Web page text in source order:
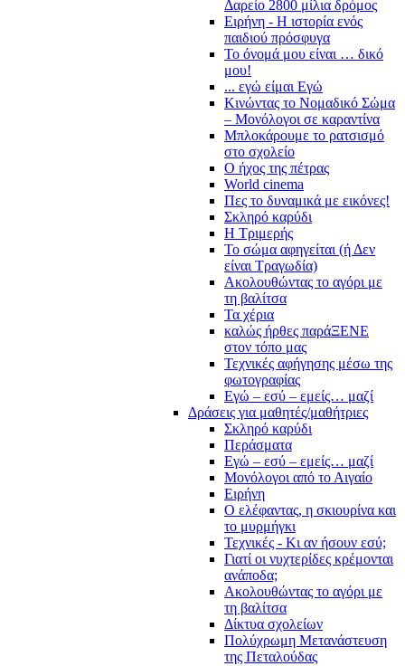
Δαρείο 2800 μίλια δρόμος
Ειρήνη - Η ιστορία ενός
παιδιού πρόσφυγα
Το όνομά μου είναι … δικό
μου!
... εγώ είμαι Εγώ
Κινώντας το Νομαδικό Σώμα
– Μονόλογοι σε καραντίνα
Μπλοκάρουμε το ρατσισμό
στο σχολείο
Ο ήχος της πέτρας
World cinema
Πες το δυναμικά με εικόνες!
Σκληρό καρύδι
Η Τριμερής
Το σώμα αφηγείται (ή Δεν
είναι Τραγωδία)
Ακολουθώντας το αγόρι με
τη βαλίτσα
Τα χέρια
καλώς ήρθες παράΞΕΝΕ
στον τόπο μας
Τεχνικές αφήγησης μέσω της
φωτογραφίας
Εγώ – εσύ – εμείς… μαζί
Δράσεις για μαθητές/μαθήτριες
Σκληρό καρύδι
Περάσματα
Εγώ – εσύ – εμείς… μαζί
Μονόλογοι από το Αιγαίο
Ειρήνη
Ο ελέφαντας, η σκιουρίνα και
το μυρμήγκι
Τεχνικές - Κι αν ήσουν εσύ;
Γιατί οι νυχτερίδες κρέμονται
ανάποδα;
Ακολουθώντας το αγόρι με
τη βαλίτσα
Δίκτυα σχολείων
Πολύχρωμη Μετανάστευση
της Πεταλούδας